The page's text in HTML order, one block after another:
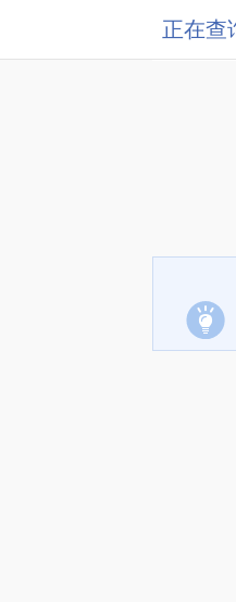
正在查